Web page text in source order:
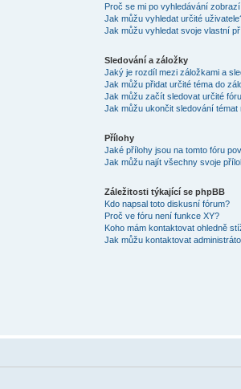
Proč se mi po vyhledávání
Jak můžu vyhledat určité
Jak můžu vyhledat svoje vlastní
Sledování a záložky
Jaký je rozdíl mezi záložkami a
Jak můžu přidat určité téma do
Jak můžu začít sledovat určité
Jak můžu ukončit sledování témat
Přílohy
Jaké přílohy jsou na tomto fóru
Jak můžu najít všechny svoje
Záležitosti týkající se phpBB
Kdo napsal toto diskusní fórum?
Proč ve fóru není funkce XY?
Koho mám kontaktovat ohledně
Jak můžu kontaktovat